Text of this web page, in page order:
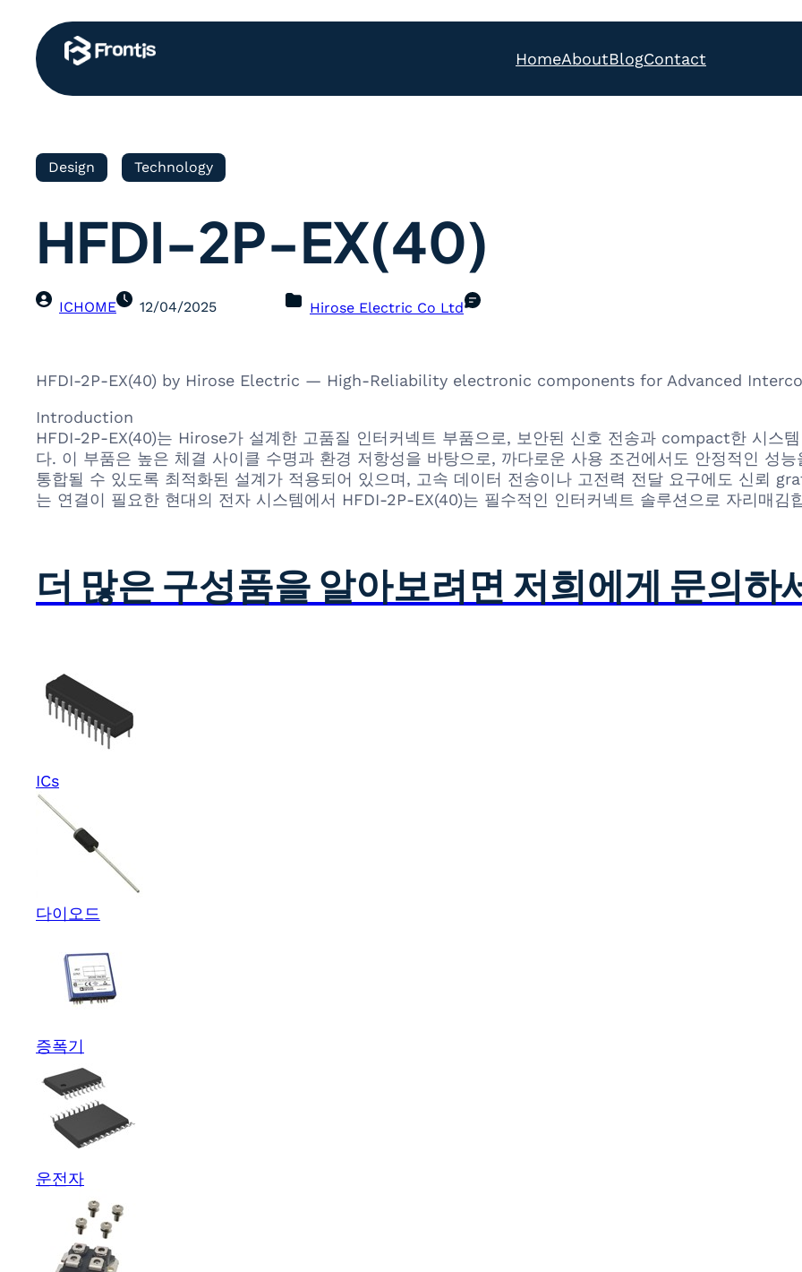
HomeAboutBlogContact
Design Technology
HFDI-2P-EX(40)
ICHOME 12/04/2025 Hirose Electric Co Ltd
HFDI-2P-EX(40) by Hirose Electric — High-Reliability electronic components for Advanced
Introduction
HFDI-2P-EX(40)는 Hirose가 설계한 고품질 인터커넥트 부품으로, 보안된 신호 전송과 compact한 시스
다. 이 부품은 높은 체결 사이클 수명과 환경 저항성을 바탕으로, 까다로운 사용 조건에서도 안정적인 성
통합될 수 있도록 최적화된 설계가 적용되어 있으며, 고속 데이터 전송이나 고전력 전달 요구에도 신뢰
는 연결이 필요한 현대의 전자 시스템에서 HFDI-2P-EX(40)는 필수적인 인터커넥트 솔루션으로 자리매김
더 많은 구성품을 알아보려면 저희에게 문의하
ICs
다이오드
증폭기
운전자